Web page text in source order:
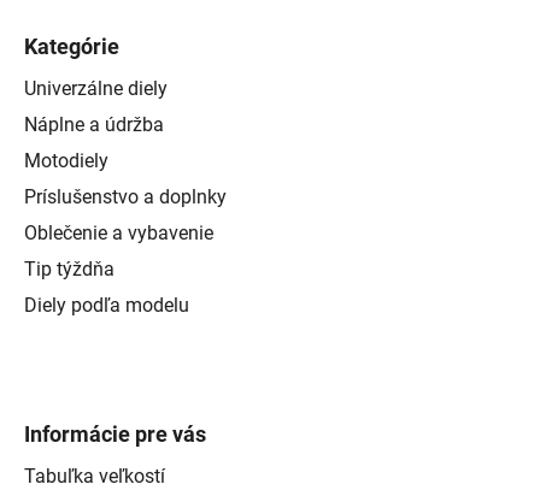
Kategórie
Univerzálne diely
Náplne a údržba
Motodiely
Príslušenstvo a doplnky
Oblečenie a vybavenie
Tip týždňa
Diely podľa modelu
Informácie pre vás
Tabuľka veľkostí